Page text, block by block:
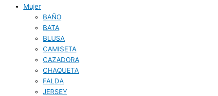
Mujer
BAÑO
BATA
BLUSA
CAMISETA
CAZADORA
CHAQUETA
FALDA
JERSEY